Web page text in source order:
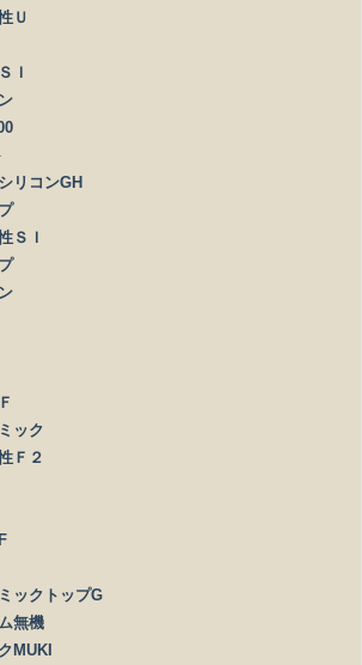
Ｕ
Ｉ
リコンGH
ＳＩ
ック
Ｆ２
ックトップG
無機
MUKI